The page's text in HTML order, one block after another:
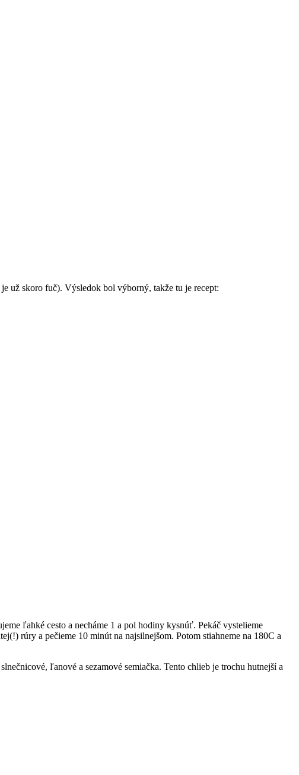
už skoro fuč). Výsledok bol výborný, takže tu je recept:
ľahké cesto a necháme 1 a pol hodiny kysnúť. Pekáč vystelieme
rúry a pečieme 10 minút na najsilnejšom. Potom stiahneme na 180C a
ľanové a sezamové semiačka. Tento chlieb je trochu hutnejší a